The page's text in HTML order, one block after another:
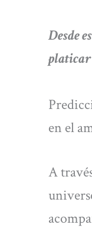
Desde
platicar
en el
A